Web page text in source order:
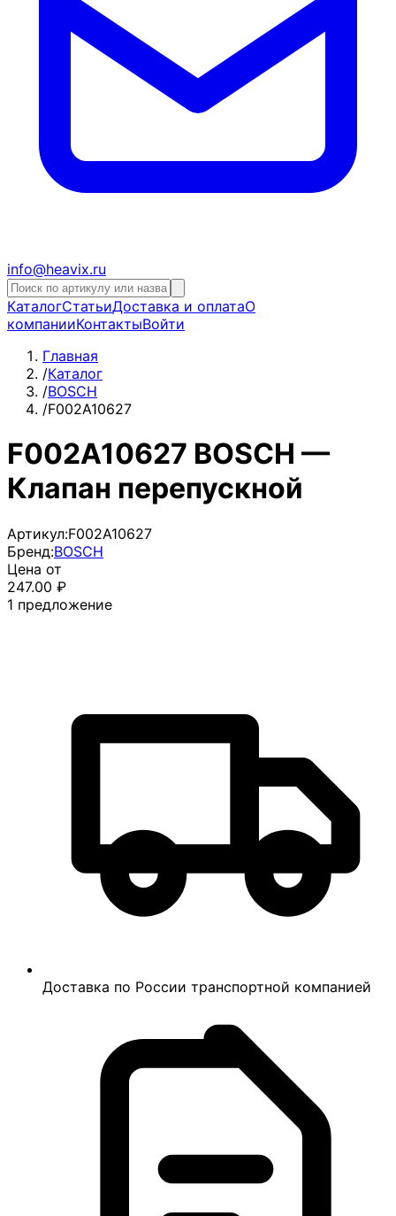
info@heavix.ru
КаталогСтатьиДоставка и оплатаО
компанииКонтактыВойти
Главная
/Каталог
/BOSCH
/F002A10627
F002A10627 BOSCH —
Клапан перепускной
Артикул:F002A10627
Бренд:BOSCH
Цена от
247.00 ₽
1 предложение
Доставка по России транспортной компанией